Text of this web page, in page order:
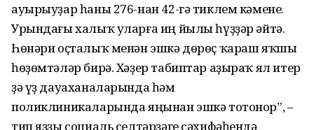
ауырыуҙар һаны 276-нан 42-гә тиклем кәмене.
Урындағы халыҡ уларға иң йылы һүҙҙәр әйтә.
Һөнәри оҫталыҡ менән эшкә дөрөҫ ҡараш яҡшы
һөҙөмтәләр бирә. Хәҙер табиптар аҙыраҡ ял итер
ҙә үҙ дауаханаларында һәм
поликлиникаларында яңынан эшкә тотонор”, –
тип яҙҙы социаль селтәрҙәге сәхифәһендә